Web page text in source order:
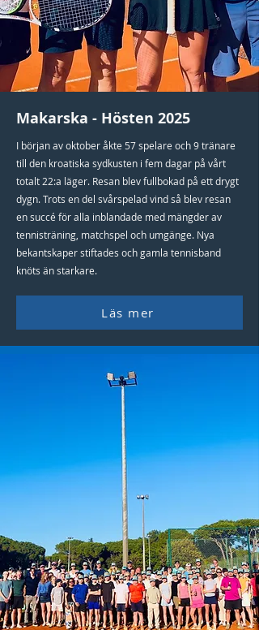
Makarska - Hösten 2025
I början av oktober åkte 57 spelare och 9 tränare
till den kroatiska sydkusten i fem dagar på vårt
totalt 22:a läger. Resan blev fullbokad på ett drygt
dygn. Trots en del svårspelad vind så blev resan
en succé för alla inblandade med mängder av
tennisträning, matchspel och umgänge. Nya
bekantskaper stiftades och gamla tennisband
knöts än starkare.
Läs mer